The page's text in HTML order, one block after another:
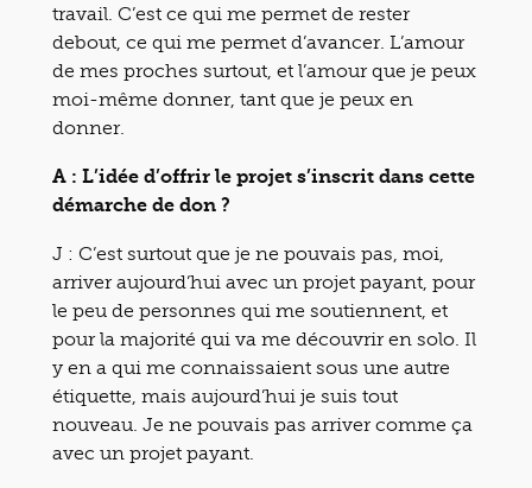
travail. C’est ce qui me permet de rester
debout, ce qui me permet d’avancer. L’amour
de mes proches surtout, et l’amour que je peux
moi-même donner, tant que je peux en
donner.
A : L’idée d’offrir le projet s’inscrit dans cette
démarche de don ?
J : C’est surtout que je ne pouvais pas, moi,
arriver aujourd’hui avec un projet payant, pour
le peu de personnes qui me soutiennent, et
pour la majorité qui va me découvrir en solo. Il
y en a qui me connaissaient sous une autre
étiquette, mais aujourd’hui je suis tout
nouveau. Je ne pouvais pas arriver comme ça
avec un projet payant.